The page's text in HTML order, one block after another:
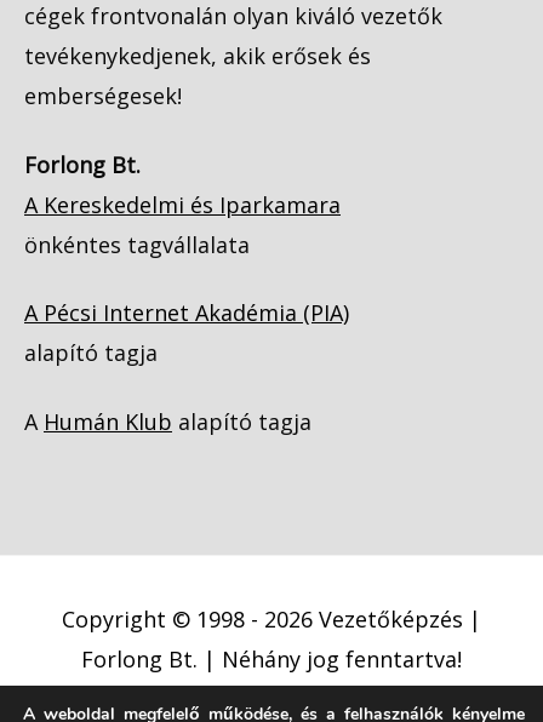
cégek frontvonalán olyan kiváló vezetők
tevékenykedjenek, akik erősek és
emberségesek!
Forlong Bt.
A Kereskedelmi és Iparkamara
önkéntes tagvállalata
A Pécsi Internet Akadémia (PIA)
alapító tagja
A Humán Klub alapító tagja
Copyright © 1998 - 2026 Vezetőképzés |
Forlong Bt. | Néhány jog fenntartva!
A weboldal megfelelő működése, és a felhasználók kényelme